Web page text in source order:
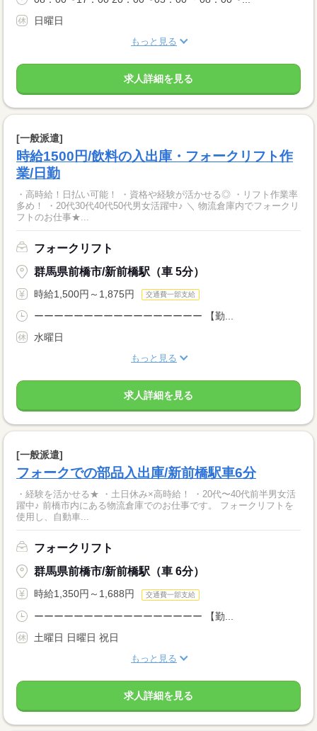
日曜日
もっと見る
求人詳細を見る
[一般派遣]
時給1500円/飲料の入出庫・フォークリフト作
業/日勤
・高時給！日払い可能！ ・資格や経験が活かせる◎ ・リフト作業率
多め！ ・20代30代40代50代男女活躍中♪ ＼ 物流倉庫内でフォークリ
フトのお仕事★...
フォークリフト
群馬県前橋市/新前橋駅（車 5分）
時給1,500円～1,875円 交通費一部支給
ーーーーーーーーーーーーーーーーー 【勤...
水曜日
もっと見る
求人詳細を見る
[一般派遣]
フォークでの部品入出庫/新前橋駅車6分
・経験を活かせる★ ・土日休み×高時給！ ・20代〜40代前半男女活
躍中♪ 前橋市内にある物流倉庫でのお仕事です。 フォークリフトを
使用し、自動車...
フォークリフト
群馬県前橋市/新前橋駅（車 6分）
時給1,350円～1,688円 交通費一部支給
ーーーーーーーーーーーーーーーーー 【勤...
土曜日 日曜日 祝日
もっと見る
求人詳細を見る